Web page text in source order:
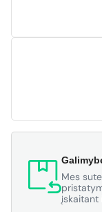
Mes
įskaitant